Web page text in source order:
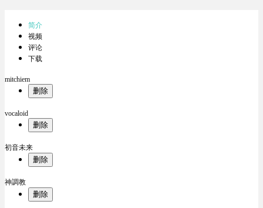
简介
视频
评论
下载
mitchiem
删除
vocaloid
删除
初音未来
删除
神調教
删除